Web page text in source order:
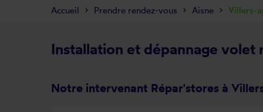
Installation et dépannage
Notre intervenant Répar'stores à
Accueil Prendre rendez-vous Aisne Villers-